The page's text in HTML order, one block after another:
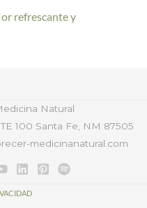
refrescante y
Natural
100 Santa Fe, NM 87505
medicinanatural.com